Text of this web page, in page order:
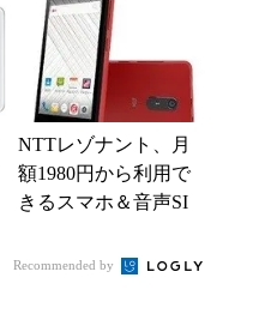
舗でも
NTTレゾナント、月
額1980円から利用で
きるスマホ＆音声SI
Recommended by